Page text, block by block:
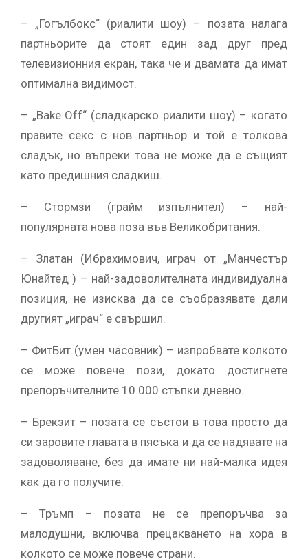
– „Гогълбокс“ (риалити шоу) – позата налага
партньорите да стоят един зад друг пред
телевизионния екран, така че и двамата да имат
оптимална видимост.
– „Bake Off“ (сладкарско риалити шоу) – когато
правите секс с нов партньор и той е толкова
сладък, но въпреки това не може да е същият
като предишния сладкиш.
– Стормзи (грайм изпълнител) – най-
популярната нова поза във Великобритания.
– Златан (Ибрахимович, играч от „Манчестър
Юнайтед ) – най-задоволителната индивидуална
позиция, не изисква да се съобразявате дали
другият „играч“ е свършил.
– ФитБит (умен часовник) – изпробвате колкото
се може повече пози, докато достигнете
препоръчителните 10 000 стъпки дневно.
– Брекзит – позата се състои в това просто да
си заровите главата в пясъка и да се надявате на
задоволяване, без да имате ни най-малка идея
как да го получите.
– Тръмп – позата не се препоръчва за
малодушни, включва прецакването на хора в
колкото се може повече страни.